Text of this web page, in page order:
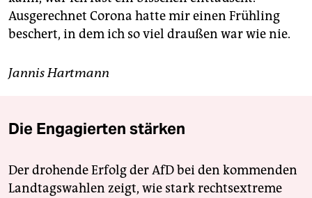
Ausgerechnet Corona hatte mir einen Frühling
beschert, in dem ich so viel draußen war wie nie.
Jannis Hartmann
Die Engagierten stärken
Der drohende Erfolg der AfD bei den kommenden
Landtagswahlen zeigt, wie stark rechtsextreme